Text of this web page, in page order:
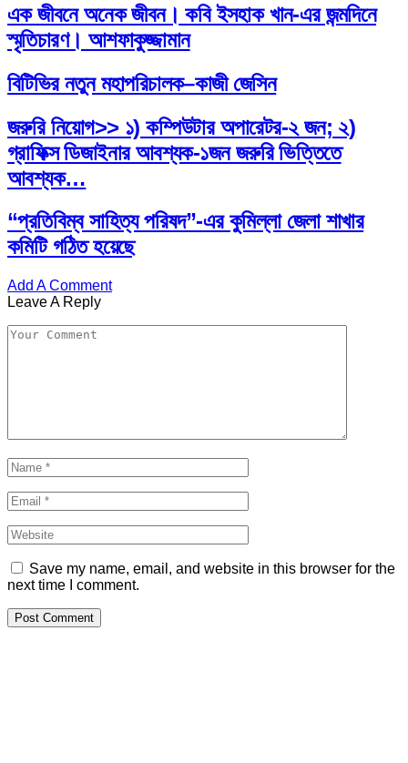
এক জীবনে অনেক জীবন। কবি ইসহাক খান-এর জন্মদিনে
স্মৃতিচারণ। আশফাকুজ্জামান
বিটিভির নতুন মহাপরিচালক–কাজী জেসিন
জরুরি নিয়োগ>> ১) কম্পিউটার অপারেটর-২ জন; ২)
গ্রাফিক্স ডিজাইনার আবশ্যক-১জন জরুরি ভিত্তিতে
আবশ্যক…
“প্রতিবিম্ব সাহিত্য পরিষদ”-এর কুমিল্লা জেলা শাখার
কমিটি গঠিত হয়েছে
Add A Comment
Leave A Reply
Save my name, email, and website in this browser for the
next time I comment.